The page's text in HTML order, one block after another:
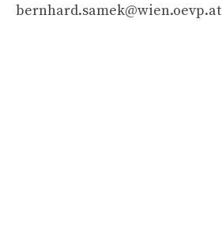
bernhard.samek@wien.oevp.at